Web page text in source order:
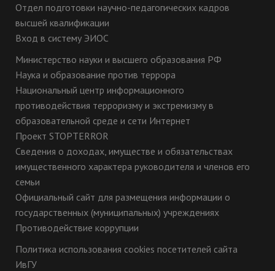
Отдел подготовки научно-педагогических кадров
высшей квалификации
Вход в систему ЭИОС
Министерство науки и высшего образования РФ
Наука и образование против террора
Национальный центр информационного
противодействия терроризму и экстремизму в
образовательной среде и сети Интернет
Проект STOPTERROR
Сведения о доходах, имуществе и обязательствах
имущественного характера руководителя и членов его
семьи
Официальный сайт для размещения информации о
государственных (муниципальных) учреждениях
Противодействие коррупции
Политика использования cookies посетителей сайта
ИвГУ